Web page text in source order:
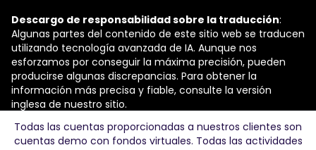
Descargo de responsabilidad sobre la traducción:
Algunas partes del contenido de este sitio web se traducen
utilizando tecnología avanzada de IA. Aunque nos
esforzamos por conseguir la máxima precisión, pueden
producirse algunas discrepancias. Para obtener la
información más precisa y fiable, consulte la versión
inglesa de nuestro sitio.
© 2026 The Trading Pit Challenge GmbH. Todos los
Derechos Reservados.
Todas las cuentas proporcionadas a nuestros clientes son
cuentas demo con fondos virtuales. Todas las actividades